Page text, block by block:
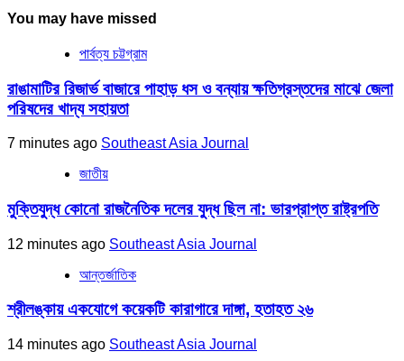
You may have missed
পার্বত্য চট্টগ্রাম
রাঙামাটির রিজার্ভ বাজারে পাহাড় ধস ও বন্যায় ক্ষতিগ্রস্তদের মাঝে জেলা
পরিষদের খাদ্য সহায়তা
7 minutes ago Southeast Asia Journal
জাতীয়
মুক্তিযুদ্ধ কোনো রাজনৈতিক দলের যুদ্ধ ছিল না: ভারপ্রাপ্ত রাষ্ট্রপতি
12 minutes ago Southeast Asia Journal
আন্তর্জাতিক
শ্রীলঙ্কায় একযোগে কয়েকটি কারাগারে দাঙ্গা, হতাহত ২৬
14 minutes ago Southeast Asia Journal